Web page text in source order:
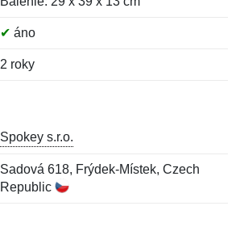
✔ áno
2 roky
Spokey s.r.o.
Sadová 618, Frýdek-Místek, Czech
Republic